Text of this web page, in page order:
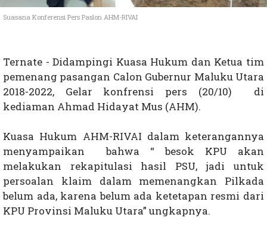
Suasana Konferensi Pers Paslon AHM-RIVAI
Ternate - Didampingi Kuasa Hukum dan Ketua tim
pemenang pasangan Calon Gubernur Maluku Utara
2018-2022, Gelar konfrensi pers (20/10) di
kediaman Ahmad Hidayat Mus (AHM).
Kuasa Hukum AHM-RIVAI dalam keterangannya
menyampaikan
bahwa “ besok KPU akan
melakukan rekapitulasi hasil PSU, jadi untuk
persoalan klaim dalam memenangkan Pilkada
belum ada, karena belum ada ketetapan resmi dari
KPU Provinsi Maluku Utara” ungkapnya.